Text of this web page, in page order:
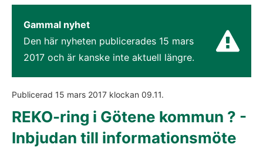
Gammal nyhet
Den här nyheten publicerades 15 mars
2017 och är kanske inte aktuell längre.
Publicerad 15 mars 2017 klockan 09.11.
REKO-ring i Götene kommun ? -
Inbjudan till informationsmöte